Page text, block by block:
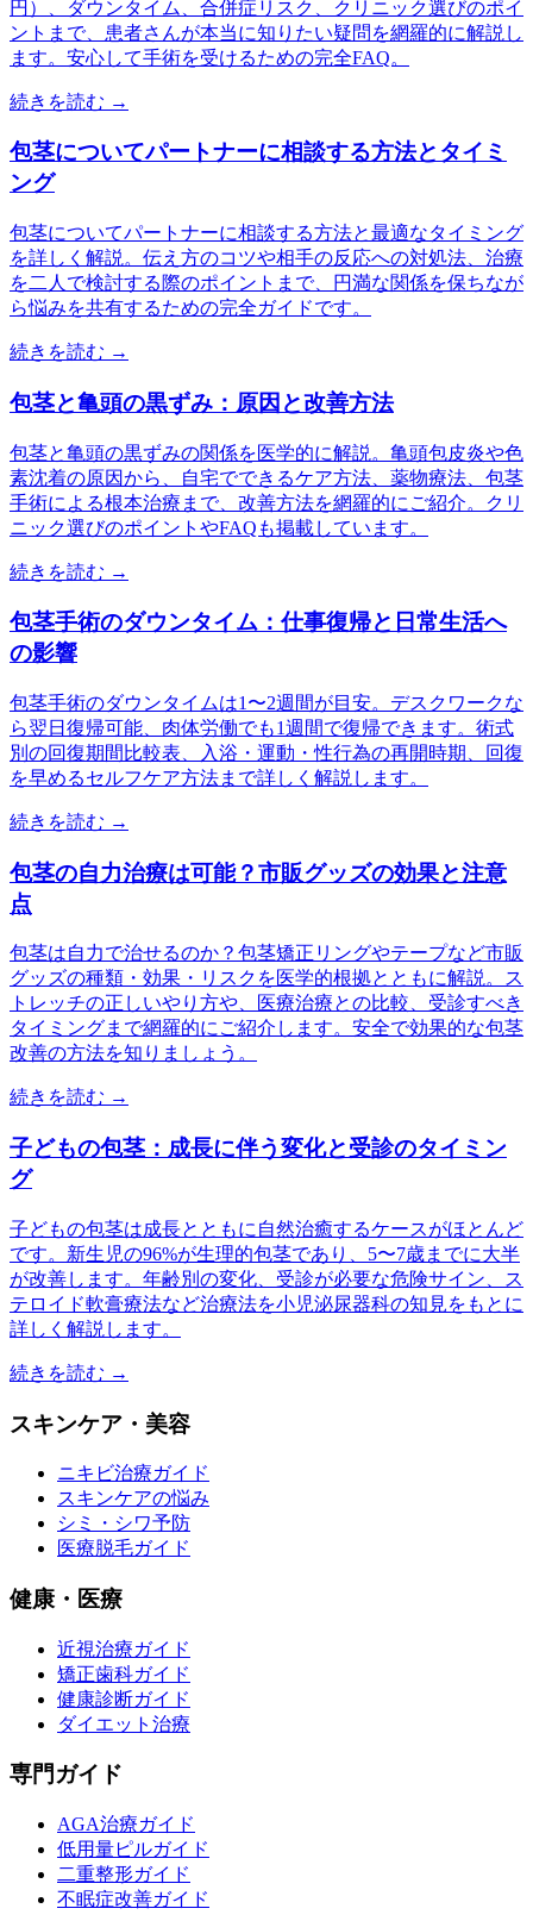
円）、ダウンタイム、合併症リスク、クリニック選びのポイ
ントまで、患者さんが本当に知りたい疑問を網羅的に解説し
ます。安心して手術を受けるための完全FAQ。
続きを読む →
包茎についてパートナーに相談する方法とタイミ
ング
包茎についてパートナーに相談する方法と最適なタイミング
を詳しく解説。伝え方のコツや相手の反応への対処法、治療
を二人で検討する際のポイントまで、円満な関係を保ちなが
ら悩みを共有するための完全ガイドです。
続きを読む →
包茎と亀頭の黒ずみ：原因と改善方法
包茎と亀頭の黒ずみの関係を医学的に解説。亀頭包皮炎や色
素沈着の原因から、自宅でできるケア方法、薬物療法、包茎
手術による根本治療まで、改善方法を網羅的にご紹介。クリ
ニック選びのポイントやFAQも掲載しています。
続きを読む →
包茎手術のダウンタイム：仕事復帰と日常生活へ
の影響
包茎手術のダウンタイムは1〜2週間が目安。デスクワークな
ら翌日復帰可能、肉体労働でも1週間で復帰できます。術式
別の回復期間比較表、入浴・運動・性行為の再開時期、回復
を早めるセルフケア方法まで詳しく解説します。
続きを読む →
包茎の自力治療は可能？市販グッズの効果と注意
点
包茎は自力で治せるのか？包茎矯正リングやテープなど市販
グッズの種類・効果・リスクを医学的根拠とともに解説。ス
トレッチの正しいやり方や、医療治療との比較、受診すべき
タイミングまで網羅的にご紹介します。安全で効果的な包茎
改善の方法を知りましょう。
続きを読む →
子どもの包茎：成長に伴う変化と受診のタイミン
グ
子どもの包茎は成長とともに自然治癒するケースがほとんど
です。新生児の96%が生理的包茎であり、5〜7歳までに大半
が改善します。年齢別の変化、受診が必要な危険サイン、ス
テロイド軟膏療法など治療法を小児泌尿器科の知見をもとに
詳しく解説します。
続きを読む →
スキンケア・美容
ニキビ治療ガイド
スキンケアの悩み
シミ・シワ予防
医療脱毛ガイド
健康・医療
近視治療ガイド
矯正歯科ガイド
健康診断ガイド
ダイエット治療
専門ガイド
AGA治療ガイド
低用量ピルガイド
二重整形ガイド
不眠症改善ガイド